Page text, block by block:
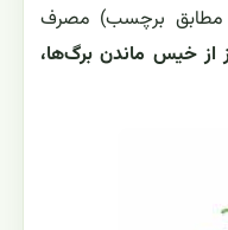
مطابق برچسب) مصرف
از خیس ماندن برگ‌ها،